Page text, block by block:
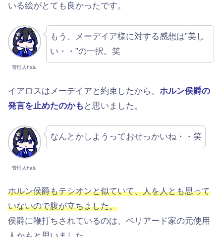
いる絵がとても良かったです。
管理人halu
もう、メーデイア様に対する感想は”美し
い・・”の一択。笑
イアロスはメーデイアと約束したから、 ホルン侯爵の
発言を止めたのかも と思いました。
管理人halu
なんとかしようっておせっかいね・・笑
ホルン侯爵もテシオンと似ていて、人を人とも思って
いないので腹が立ちました。
侯爵に鞭打ちされているのは、ベリアード家の元使用